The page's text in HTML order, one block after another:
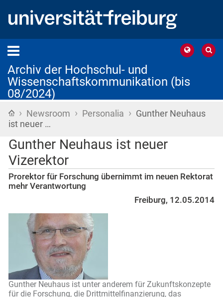
Archiv der Hochschul- und
Wissenschaftskommunikation (bis
08/2024)
Startseite
› Newsroom › Personalia › Gunther Neuhaus
ist neuer …
Gunther Neuhaus ist neuer
Vizerektor
Prorektor für Forschung übernimmt im neuen Rektorat
mehr Verantwortung
Freiburg, 12.05.2014
Gunther Neuhaus ist unter anderem für Zukunftskonzepte
für die Forschung, die Drittmittelfinanzierung, das